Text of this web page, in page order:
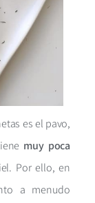
es el pavo,
muy poca
Por ello, en
a menudo